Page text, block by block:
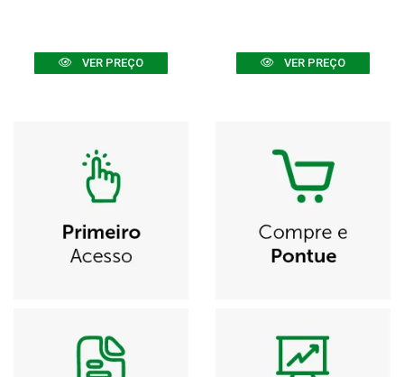
VER PREÇO VER PREÇO